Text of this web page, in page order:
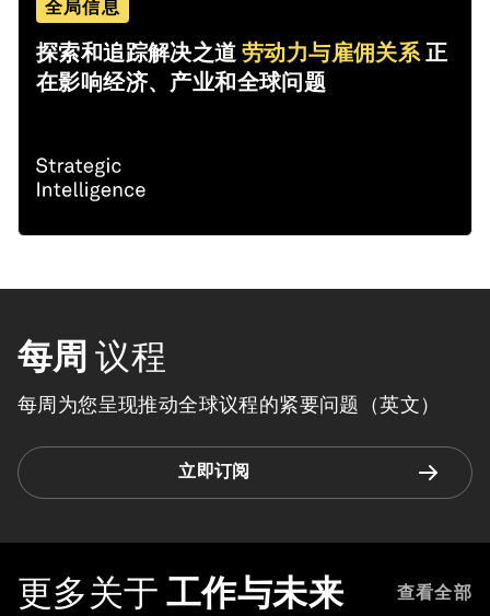
全局信息
探索和追踪解决之道 劳动力与雇佣关系 正
在影响经济、产业和全球问题
每周 议程
每周为您呈现推动全球议程的紧要问题（英文）
立即订阅
更多关于 工作与未来 查看全部